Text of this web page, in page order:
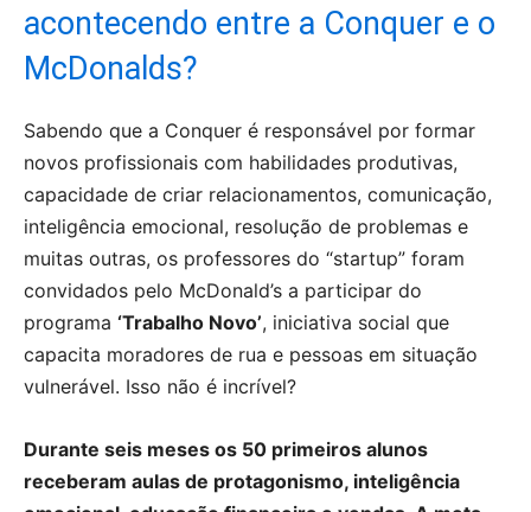
acontecendo entre a Conquer e o
McDonalds?
Sabendo que a Conquer é responsável por formar
novos profissionais com habilidades produtivas,
capacidade de criar relacionamentos, comunicação,
inteligência emocional, resolução de problemas e
muitas outras, os professores do “startup” foram
convidados pelo McDonald’s a participar do
programa ‘Trabalho Novo’, iniciativa social que
capacita moradores de rua e pessoas em situação
vulnerável. Isso não é incrível?
Durante seis meses os 50 primeiros alunos
receberam aulas de protagonismo, inteligência